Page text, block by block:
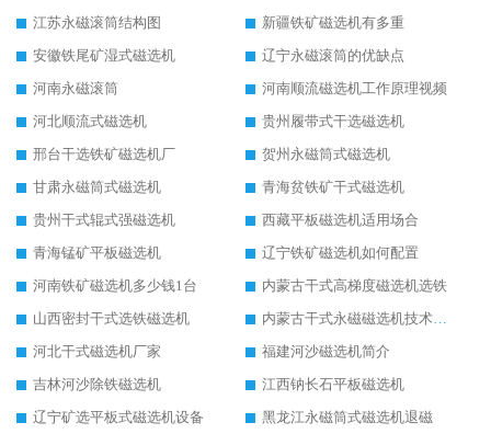
江苏永磁滚筒结构图
新疆铁矿磁选机有多重
安徽铁尾矿湿式磁选机
辽宁永磁滚筒的优缺点
河南永磁滚筒
河南顺流磁选机工作原理视频
河北顺流式磁选机
贵州履带式干选磁选机
邢台干选铁矿磁选机厂
贺州永磁筒式磁选机
甘肃永磁筒式磁选机
青海贫铁矿干式磁选机
贵州干式辊式强磁选机
西藏平板磁选机适用场合
青海锰矿平板磁选机
辽宁铁矿磁选机如何配置
河南铁矿磁选机多少钱1台
内蒙古干式高梯度磁选机选铁
山西密封干式选铁磁选机
内蒙古干式永磁磁选机技术要求
河北干式磁选机厂家
福建河沙磁选机简介
吉林河沙除铁磁选机
江西钠长石平板磁选机
辽宁矿选平板式磁选机设备
黑龙江永磁筒式磁选机退磁